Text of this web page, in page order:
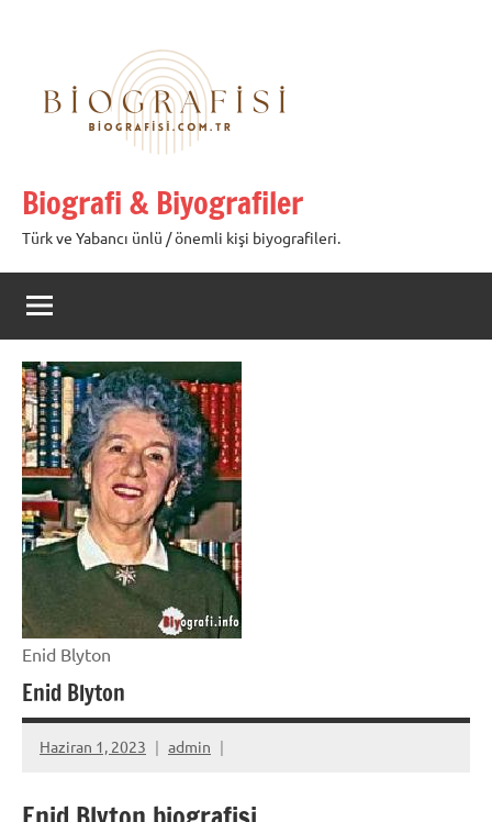
Biografi & Biyografiler
Türk ve Yabancı ünlü / önemli kişi biyografileri.
Enid Blyton
Enid Blyton
Haziran 1, 2023 admin